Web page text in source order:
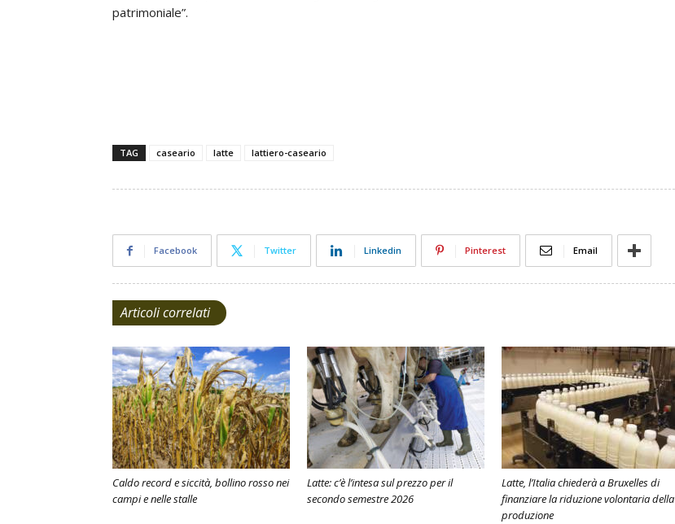
patrimoniale”.
TAG caseario latte lattiero-caseario
Facebook Twitter Linkedin Pinterest Email
Articoli correlati
Caldo record e siccità, bollino rosso nei
campi e nelle stalle
Latte: c’è l’intesa sul prezzo per il
secondo semestre 2026
Latte, l’Italia chiederà a Bruxelles di
finanziare la riduzione volontaria della
produzione